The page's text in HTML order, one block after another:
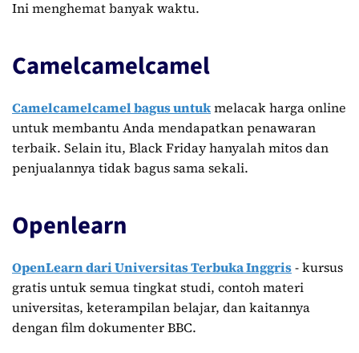
Ini menghemat banyak waktu.
Camelcamelcamel
Camelcamelcamel bagus untukmelacak harga online
untuk membantu Anda mendapatkan penawaran
terbaik. Selain itu, Black Friday hanyalah mitos dan
penjualannya tidak bagus sama sekali.
Openlearn
OpenLearn dari Universitas Terbuka Inggris- kursus
gratis untuk semua tingkat studi, contoh materi
universitas, keterampilan belajar, dan kaitannya
dengan film dokumenter BBC.